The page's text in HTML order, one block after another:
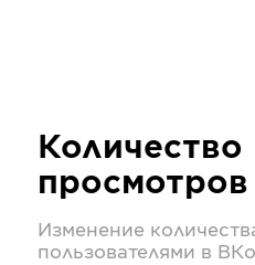
Количество
просмотров
Изменение
пользователями в